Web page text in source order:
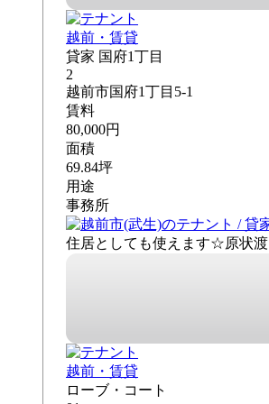
越前・賃貸
貸家 国府1丁目
2
越前市国府1丁目5-1
賃料
80,000円
面積
69.84坪
用途
事務所
住居としても使えます☆原状
越前・賃貸
ローブ・コート